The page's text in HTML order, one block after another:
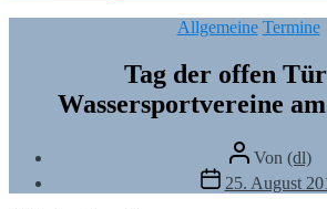
Kategorien
Allgemeine Termine
Tag der offen
Wassersportvereine
Beitragsautor
Von (dl)
25. August